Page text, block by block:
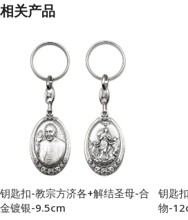
相关产品
钥匙扣-教宗方济各+解结圣母-合
金镀银-9.5cm
钥匙
物-